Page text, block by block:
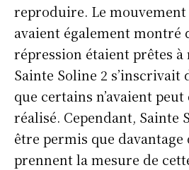
reproduire. Le mouvement
avaient également montré
répression étaient prêtes
Sainte Soline 2 s’inscrivait
que certains n’avaient
réalisé. Cependant, Sainte
être permis que davantage
prennent la mesure de